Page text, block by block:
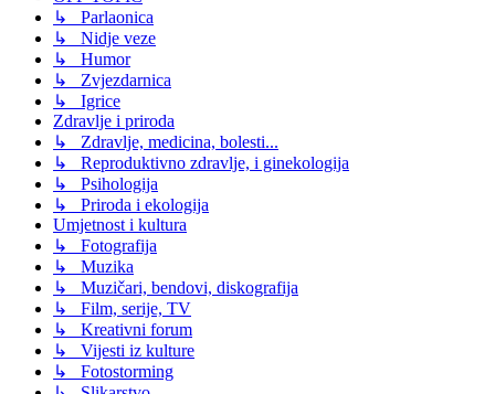
↳ Parlaonica
↳ Nidje veze
↳ Humor
↳ Zvjezdarnica
↳ Igrice
Zdravlje i priroda
↳ Zdravlje, medicina, bolesti...
↳ Reproduktivno zdravlje, i ginekologija
↳ Psihologija
↳ Priroda i ekologija
Umjetnost i kultura
↳ Fotografija
↳ Muzika
↳ Muzičari, bendovi, diskografija
↳ Film, serije, TV
↳ Kreativni forum
↳ Vijesti iz kulture
↳ Fotostorming